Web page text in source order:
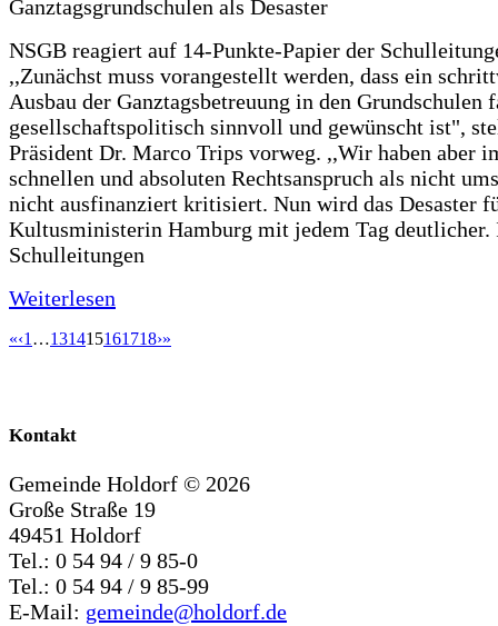
NSGB reagiert auf 14-Punkte-Papier der
,,Zunächst muss vorangestellt werden, dass ein
Ausbau der Ganztagsbetreuung in den Grundschulen
gesellschaftspolitisch sinnvoll und gewünscht ist",
Präsident Dr. Marco Trips vorweg. ,,Wir haben aber
schnellen und absoluten Rechtsanspruch als nicht
nicht ausfinanziert kritisiert. Nun wird das Desaster
Kultusministerin Hamburg mit jedem Tag deutlicher.
Schulleitungen
Weiterlesen
«‹1 …131415161718›»
Kontakt
Gemeinde Holdorf © 2026
Große Straße 19
49451 Holdorf
Tel.: 0 54 94 / 9 85-0
Tel.: 0 54 94 / 9 85-99
E-Mail: gemeinde@holdorf.de